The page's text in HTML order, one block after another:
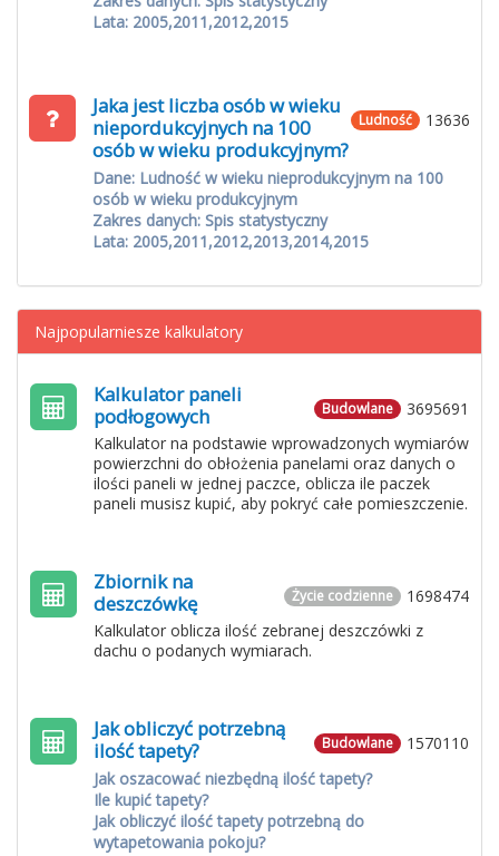
Lata: 2005,2011,2012,2015
13636
Ludność
Jaka jest liczba osób w wieku
niepordukcyjnych na 100
osób w wieku produkcyjnym?
Dane: Ludność w wieku nieprodukcyjnym na 100
osób w wieku produkcyjnym
Zakres danych: Spis statystyczny
Lata: 2005,2011,2012,2013,2014,2015
Najpopularniesze kalkulatory
3695691
Budowlane
Kalkulator paneli
podłogowych
Kalkulator na podstawie wprowadzonych wymiarów
powierzchni do obłożenia panelami oraz danych o
ilości paneli w jednej paczce, oblicza ile paczek
paneli musisz kupić, aby pokryć całe pomieszczenie.
1698474
Życie codzienne
Zbiornik na
deszczówkę
Kalkulator oblicza ilość zebranej deszczówki z
dachu o podanych wymiarach.
1570110
Budowlane
Jak obliczyć potrzebną
ilość tapety?
Jak oszacować niezbędną ilość tapety?
Ile kupić tapety?
Jak obliczyć ilość tapety potrzebną do
wytapetowania pokoju?